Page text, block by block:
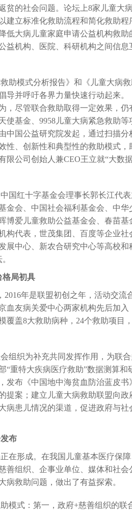
贫的社会问题。论坛上8家儿童大
建立标准化救助流程和简化救助程
低大病儿童家庭申请公益机构救助
益机构、医院、科研机构之间信息
助模式分析报告》和《儿童大病
导并呼吁各界力量快速行动起来。
，尽管联合救助取得一定效果，仍
使基金、 9958儿童大病紧急救助
中国公益研究院发起，通过扫描分
性、创新性和典型性的救助模式，
限公司创始人兼CEO王立就“大数
国红十字基金会理事长郭长江代
金会、中国社会福利基金会、中华
博爱儿童救助公益基金会、春苗基
构代表，世茂集团、百度等企业社
展中心、新农合研究中心等高校和
格局初具
2016年是联盟初创之年，活动交流
血友病关爱中心两家机构先后加入
覆盖8大救助病种，24个救助项目
组织为补充共同发挥作用，为联
“重特大疾病医疗救助”数据测算和
发布《中国地中海贫血防治蓝皮书
提案；建立儿童大病救助联盟向政
病患儿情况的渠道，促进政府与社
布
在形成。在我国儿童基本医疗保
善组织、企事业单位、媒体和社会
病救助问题，做出了有益探索。
模式：第一，政府+慈善组织的联